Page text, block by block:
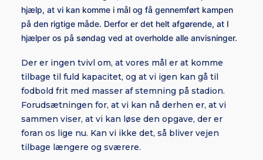
hjælp, at vi kan komme i mål og få gennemført kampen
på den rigtige måde. Derfor er det helt afgørende, at I
hjælper os på søndag ved at overholde alle anvisninger.
Der er ingen tvivl om, at vores mål er at komme
tilbage til fuld kapacitet, og at vi igen kan gå til
fodbold frit med masser af stemning på stadion.
Forudsætningen for, at vi kan nå derhen er, at vi
sammen viser, at vi kan løse den opgave, der er
foran os lige nu. Kan vi ikke det, så bliver vejen
tilbage længere og sværere.